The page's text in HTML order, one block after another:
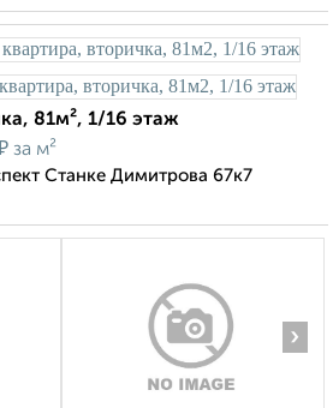
81м², 1/16 этаж
за м²
Станке Димитрова 67к7
›